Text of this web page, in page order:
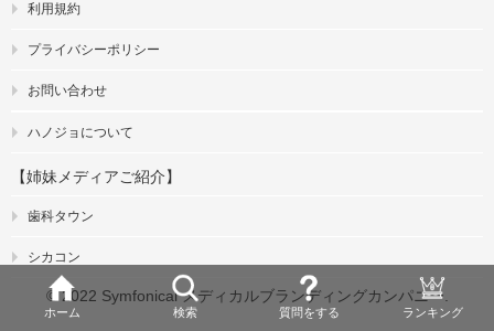
ホーム 検索 質問をする ランキング
利用規約
プライバシーポリシー
お問い合わせ
ハノジョについて
【姉妹メディアご紹介】
歯科タウン
シカコン
© 2022 Symfonical メディカルブランディングカンパニー.